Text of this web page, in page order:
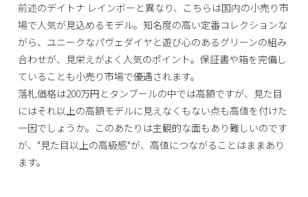
前述のデイトナ レインボーと異なり、こちらは国内の小売り市
場で人気が見込めるモデル。知名度の高い定番コレクションな
がら、ユニークなパヴェダイヤと遊び心のあるグリーンの組み
合わせが、見栄えがよく人気のポイント。保証書や箱を完備し
ていることも小売り市場で優遇されます。
落札価格は200万円とタンブールの中では高額ですが、見た目
にはそれ以上の高額モデルに見えなくもない点も高値を付けた
一因でしょうか。このあたりは主観的な面もあり難しいのです
が、"見た目以上の高級感"が、高値につながることはままあり
ます。